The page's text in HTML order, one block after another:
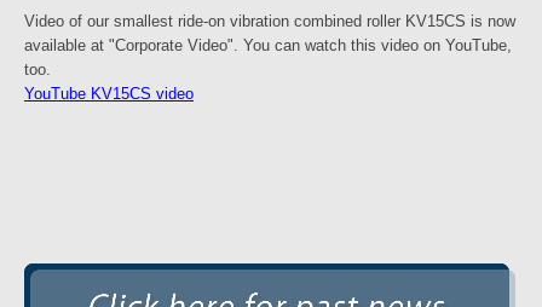
Video of our smallest ride-on vibration combined roller KV15CS is now
available at "Corporate Video". You can watch this video on YouTube,
too.
YouTube KV15CS video